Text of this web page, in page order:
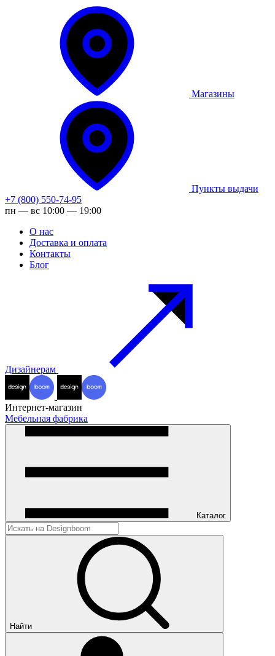
Магазины
Пункты выдачи
+7 (800) 550-74-95
пн — вс 10:00 — 19:00
О нас
Доставка и оплата
Контакты
Блог
Дизайнерам
Интернет-магазин
Мебельная фабрика
Каталог
Найти